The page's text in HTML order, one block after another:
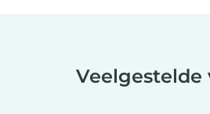
Veelgestelde